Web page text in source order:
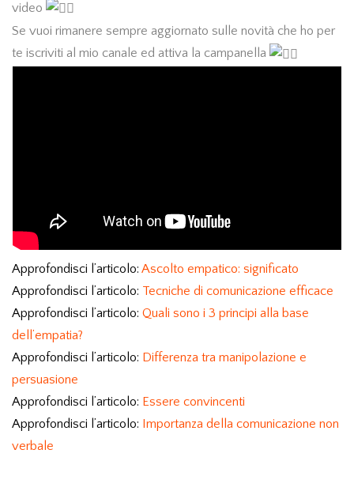
video
Se vuoi rimanere sempre aggiornato sulle novità che ho per
te iscriviti al mio canale ed attiva la campanella
Approfondisci l’articolo: Ascolto empatico: significato
Approfondisci l’articolo: Tecniche di comunicazione efficace
Approfondisci l’articolo: Quali sono i 3 principi alla base
dell’empatia?
Approfondisci l’articolo: Differenza tra manipolazione e
persuasione
Approfondisci l’articolo: Essere convincenti
Approfondisci l’articolo: Importanza della comunicazione non
verbale